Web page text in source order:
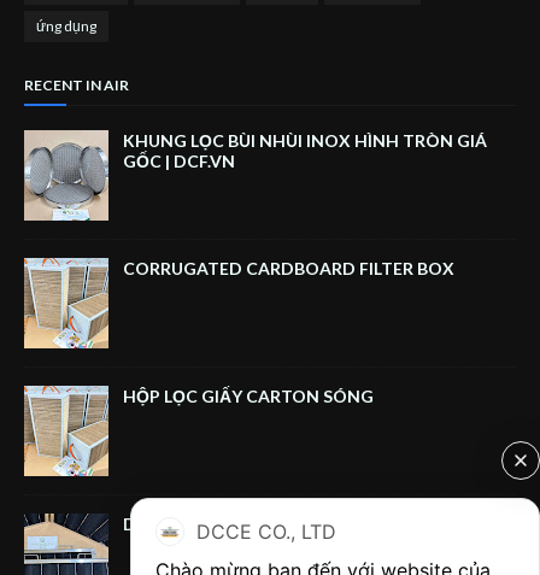
ứng dụng
RECENT IN AIR
KHUNG LỌC BÙI NHÙI INOX HÌNH TRÒN GIÁ
GỐC | DCF.VN
CORRUGATED CARDBOARD FILTER BOX
HỘP LỌC GIẤY CARTON SÓNG
DUAL‑HANDLE CARBON FILTER FRAME
DCCE CO., LTD
Chào mừng bạn đến với website của